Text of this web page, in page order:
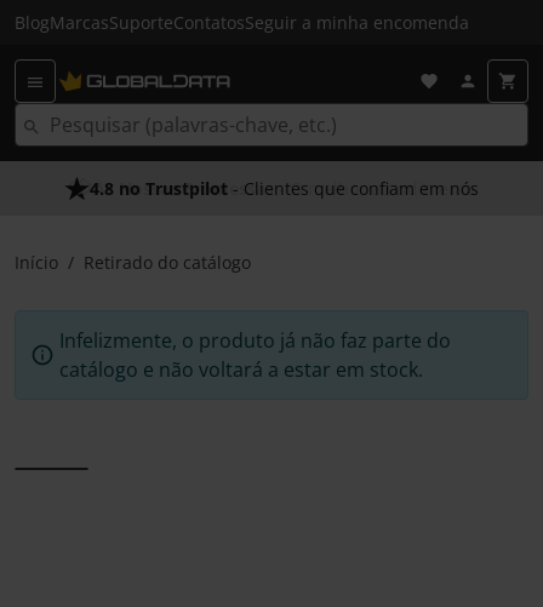
BlogMarcasSuporteContatosSeguir a minha encomenda
As Nossas Promessas- O melhor atendimento
4.8 no Trustpilot - Clientes que confiam em nós
Início Retirado do catálogo
Infelizmente, o produto já não faz parte do
catálogo e não voltará a estar em stock.